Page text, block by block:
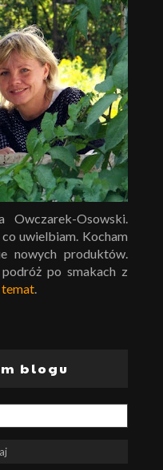
Osowski.
uwielbiam. Kocham
nowych produktów.
po smakach z
temat
blogu